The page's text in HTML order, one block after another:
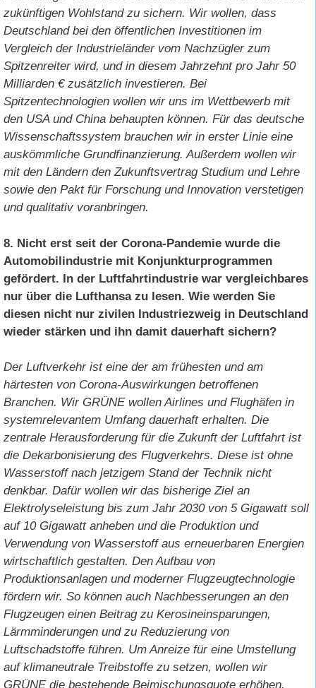
zukünftigen Wohlstand zu sichern. Wir wollen, dass
Deutschland bei den öffentlichen Investitionen im
Vergleich der Industrieländer vom Nachzügler zum
Spitzenreiter wird, und in diesem Jahrzehnt pro Jahr 50
Milliarden € zusätzlich investieren. Bei
Spitzentechnologien wollen wir uns im Wettbewerb mit
den USA und China behaupten können. Für das deutsche
Wissenschaftssystem brauchen wir in erster Linie eine
auskömmliche Grundfinanzierung. Außerdem wollen wir
mit den Ländern den Zukunftsvertrag Studium und Lehre
sowie den Pakt für Forschung und Innovation verstetigen
und qualitativ voranbringen.
8. Nicht erst seit der Corona-Pandemie wurde die
Automobilindustrie mit Konjunkturprogrammen
gefördert. In der Luftfahrtindustrie war vergleichbares
nur über die Lufthansa zu lesen. Wie werden Sie
diesen nicht nur zivilen Industriezweig in Deutschland
wieder stärken und ihn damit dauerhaft sichern?
Der Luftverkehr ist eine der am frühesten und am
härtesten von Corona-Auswirkungen betroffenen
Branchen. Wir GRÜNE wollen Airlines und Flughäfen in
systemrelevantem Umfang dauerhaft erhalten. Die
zentrale Herausforderung für die Zukunft der Luftfahrt ist
die Dekarbonisierung des Flugverkehrs. Diese ist ohne
Wasserstoff nach jetzigem Stand der Technik nicht
denkbar. Dafür wollen wir das bisherige Ziel an
Elektrolyseleistung bis zum Jahr 2030 von 5 Gigawatt soll
auf 10 Gigawatt anheben und die Produktion und
Verwendung von Wasserstoff aus erneuerbaren Energien
wirtschaftlich gestalten. Den Aufbau von
Produktionsanlagen und moderner Flugzeugtechnologie
fördern wir. So können auch Nachbesserungen an den
Flugzeugen einen Beitrag zu Kerosineinsparungen,
Lärmminderungen und zu Reduzierung von
Luftschadstoffe führen. Um Anreize für eine Umstellung
auf klimaneutrale Treibstoffe zu setzen, wollen wir
GRÜNE die bestehende Beimischungsquote erhöhen,